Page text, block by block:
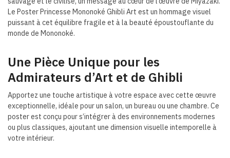
Le Poster Princesse Mononoké Ghibli Art est un hommage visuel
puissant à cet équilibre fragile et à la beauté époustouflante du
monde de Mononoké.
Une Pièce Unique pour les
Admirateurs d’Art et de Ghibli
Apportez une touche artistique à votre espace avec cette œuvre
exceptionnelle, idéale pour un salon, un bureau ou une chambre. Ce
poster est conçu pour s’intégrer à des environnements modernes
ou plus classiques, ajoutant une dimension visuelle intemporelle à
votre intérieur.